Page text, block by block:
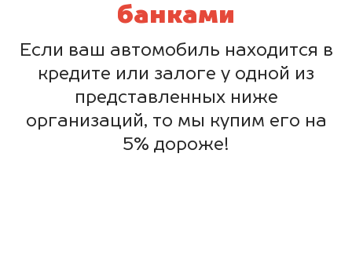
банками
Если ваш автомобиль находится в
кредите или залоге у одной из
представленных ниже
организаций, то мы купим его на
5% дороже!